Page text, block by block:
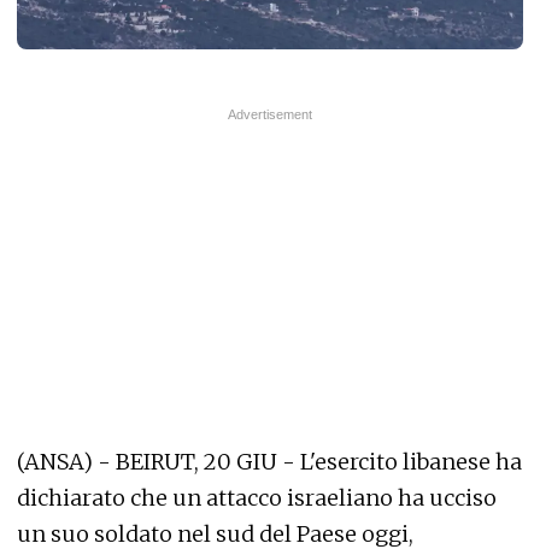
(ANSA) - BEIRUT, 20 GIU - L'esercito libanese ha
dichiarato che un attacco israeliano ha ucciso
un suo soldato nel sud del Paese oggi,